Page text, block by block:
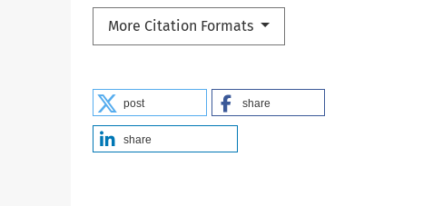
More Citation Formats
post share
share